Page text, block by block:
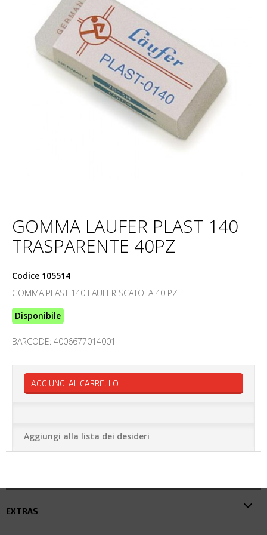
GOMMA LAUFER PLAST 140
TRASPARENTE 40PZ
Codice 105514
GOMMA PLAST 140 LAUFER SCATOLA 40 PZ
Disponibile
BARCODE: 4006677014001
AGGIUNGI AL CARRELLO
Aggiungi alla lista dei desideri
EXTRAS